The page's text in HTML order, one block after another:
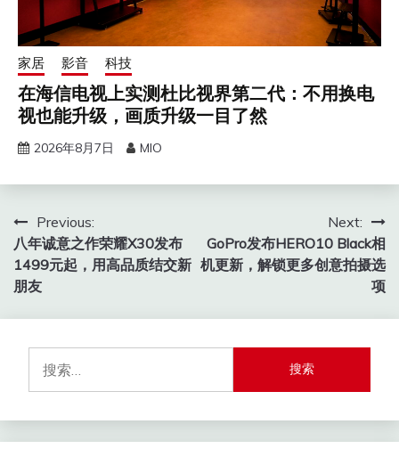
家居 影音 科技
在海信电视上实测杜比视界第二代：不用换电
视也能升级，画质升级一目了然
2026年8月7日 MIO
文
章
导
航
Previous:
八年诚意之作荣耀X30发布
1499元起，用高品质结交新
朋友
Next:
GoPro发布HERO10 Black相
机更新，解锁更多创意拍摄选
项
索：